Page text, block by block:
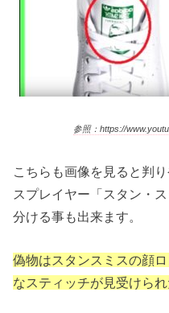
参照：https://
こちらも画像を見ると判
スプレイヤー「スタン・
分ける事も出来ます。
偽物はスタンスミスの顔
なスティッチが見受けられ